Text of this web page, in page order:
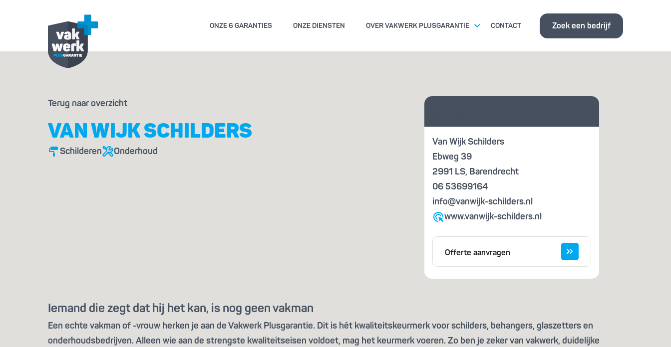
ONZE 6 GARANTIES ONZE DIENSTEN OVER VAKWERK PLUSGARANTIE
KENNISBANK
CONTACT Zoek een bedrijf
Terug naar overzicht
VAN WIJK SCHILDERS
Schilderen Onderhoud
Vraag je
Van Wijk Schilders
Ebweg 39
2991 LS, Barendrecht
06 53699164
info@vanwijk-schilders.nl
www.vanwijk-schilders.nl
Offerte aanvragen
Iemand die zegt dat hij het kan, is nog geen vakman
Een echte vakman of -vrouw herken je aan de Vakwerk Plusgarantie. Dit is hét kwaliteitskeurmerk voor schilders, behangers, glaszetters en
onderhoudsbedrijven. Alleen wie aan de strengste kwaliteitseisen voldoet, mag het keurmerk voeren. Zo ben je zeker van vakwerk, duidelijke